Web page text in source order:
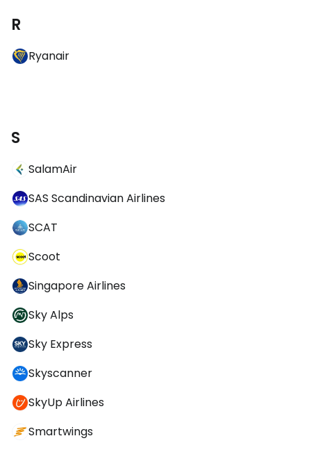
R
Ryanair
S
SalamAir
SAS Scandinavian Airlines
SCAT
Scoot
Singapore Airlines
Sky Alps
Sky Express
Skyscanner
SkyUp Airlines
Smartwings